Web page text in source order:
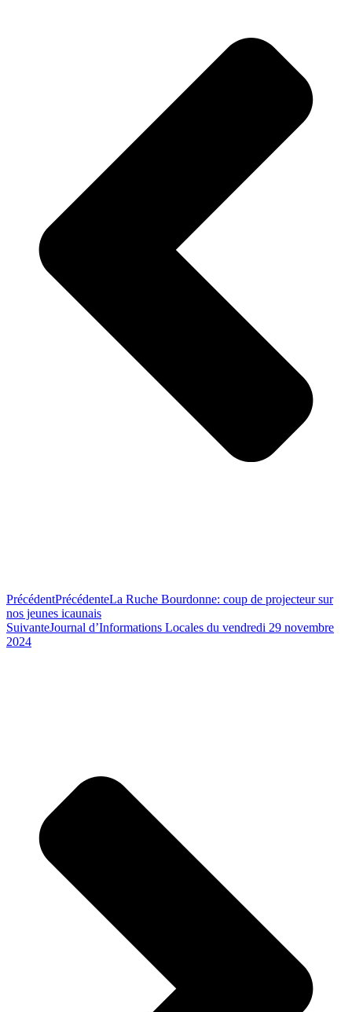
PrécédentPrécédenteLa Ruche Bourdonne: coup de projecteur sur
nos jeunes icaunais
SuivanteJournal d’Informations Locales du vendredi 29 novembre
2024